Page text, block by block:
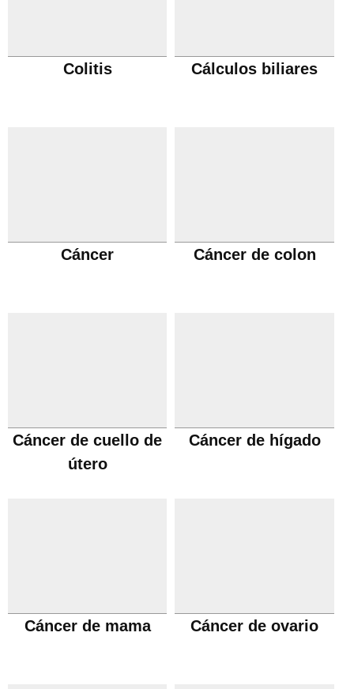
Colitis Cálculos biliares
Cáncer Cáncer de colon
Cáncer de cuello de
útero
Cáncer de hígado
Cáncer de mama Cáncer de ovario